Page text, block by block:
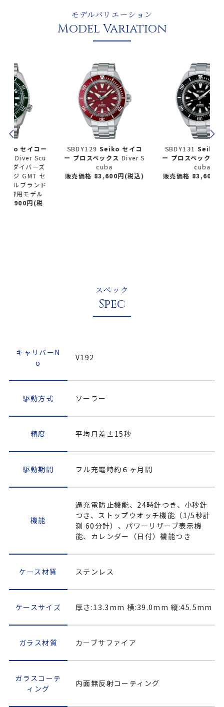
モデルバリエーション
Model Variation
SBDY129
Seiko セイコ
ー プロスペックスDiver S
販売価格 83,600円(税込)
SBDY131
Seiko セイコ
ー プロスペックスDiver S
販売価格 83,600円(税込)
スペック
Spec
キャリバーN
o
V192
駆動方式 ソーラー
精度 平均月差±15秒
駆動期間 フル充電時約６ヶ月間
機能
過充電防止機能、24時針つき、小秒針
つき、ストップウオッチ機能（1/5秒計
測 60分計）、パワーリザーブ表示機
能、カレンダー（日付）機能つき
ケース材質 ステンレス
ケースサイズ 厚さ:13.3mm 横:39.0mm 縦:45.5mm
ガラス材質 カーブサファイア
ガラスコーテ
ィング
内面無反射コーティング